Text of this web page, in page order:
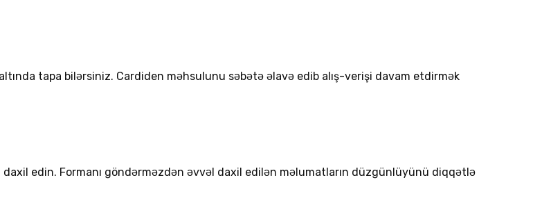
tapa bilərsiniz. Cardiden məhsulunu səbətə əlavə edib alış-verişi davam etdirmək
daxil edin. Formanı göndərməzdən əvvəl daxil edilən məlumatların düzgünlüyünü diqqətlə